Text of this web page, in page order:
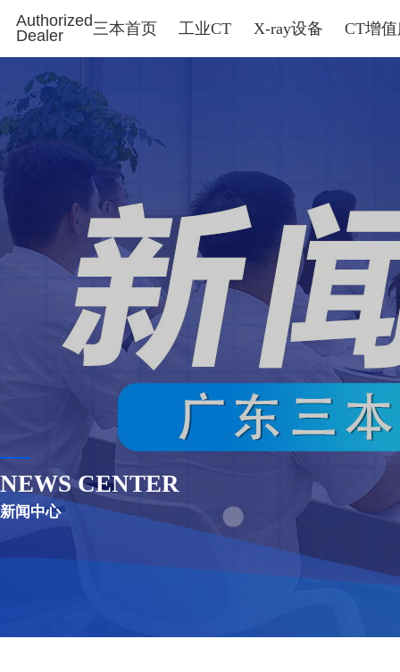
Authorized
Dealer
三本首页 工业CT X-ray设备 CT增
NEWS CENTER
新闻中心